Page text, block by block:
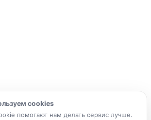
cookies
помогают нам делать сервис лучше.